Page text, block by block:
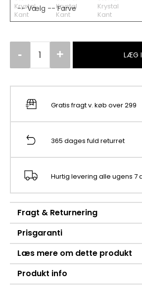
LÆG I
Gratis fragt v. køb over 299
365 dages fuld returret
Hurtig levering alle ugens 7
Fragt & Returnering
Prisgaranti
Læs mere om dette produkt
Produkt info